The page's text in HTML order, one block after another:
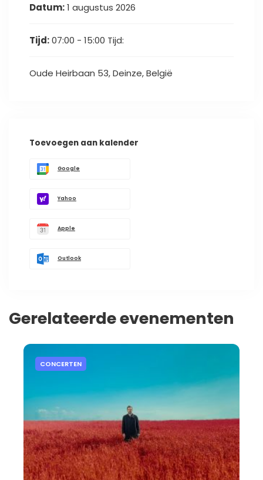
Datum:1 augustus 2026
Tijd:07:00 - 15:00 Tijd:
Oude Heirbaan 53, Deinze, België
Toevoegen aan kalender
Google
Yahoo
Apple
Outlook
Gerelateerde evenementen
CONCERTEN